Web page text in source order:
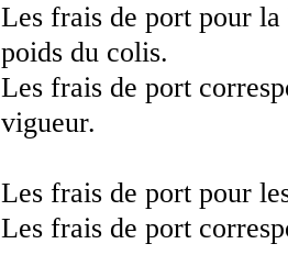
Les frais de port pour
poids du colis.
Les frais de port
vigueur.
Les frais de port pour
Les frais de port